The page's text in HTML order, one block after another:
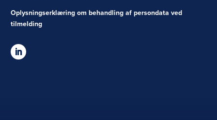
Oplysningserklæring om behandling af persondata ved
tilmelding